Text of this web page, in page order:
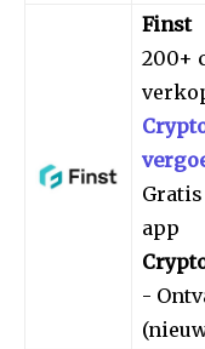
Finst
200+
app
-